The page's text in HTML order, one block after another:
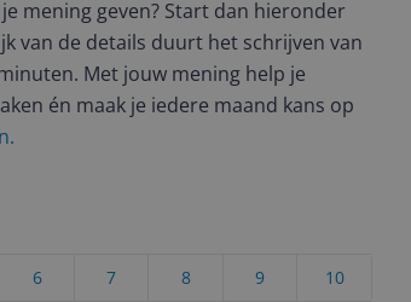
mening geven? Start dan hieronder
van de details duurt het schrijven van
Met jouw mening help je
én maak je iedere maand kans op
10
9
8
7
6